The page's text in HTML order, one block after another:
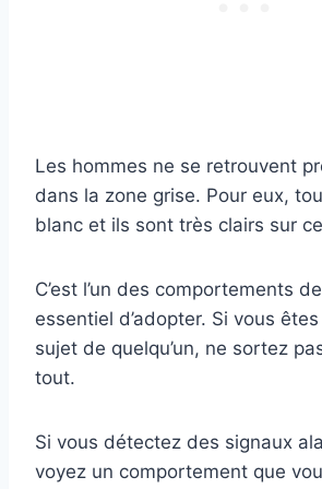
Les hommes ne se retrouvent
dans la zone grise. Pour eux,
blanc et ils sont très clairs sur
C’est l’un des comportements
essentiel d’adopter. Si vous êtes
sujet de quelqu’un, ne sortez
tout.
Si vous détectez des signaux
voyez un comportement que